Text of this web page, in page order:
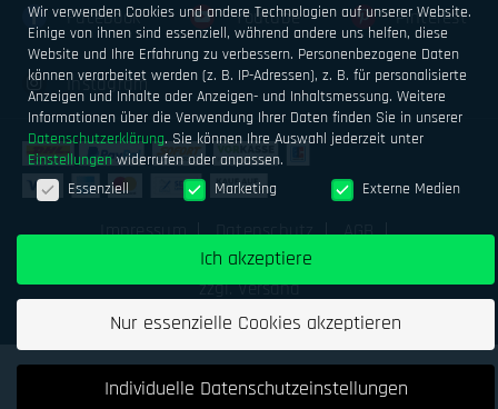
Facebook Youtube Pinterest
Instagram
Impressum Datenschutz
AGB
Geld verdienen mit Airsoftsports
Alle Preise inkl. MwSt.
zzgl. Versand
Wir verwenden Cookies und andere Technologien auf unserer Website.
Einige von ihnen sind essenziell, während andere uns helfen, diese
Website und Ihre Erfahrung zu verbessern. Personenbezogene Daten
können verarbeitet werden (z. B. IP-Adressen), z. B. für personalisierte
Anzeigen und Inhalte oder Anzeigen- und Inhaltsmessung. Weitere
Informationen über die Verwendung Ihrer Daten finden Sie in unserer
Datenschutzerklärung. Sie können Ihre Auswahl jederzeit unter
Einstellungen widerrufen oder anpassen.
Datenschutzeinstellungen
Essenziell Marketing Externe Medien
Ich akzeptiere
Nur essenzielle Cookies akzeptieren
Individuelle Datenschutzeinstellungen